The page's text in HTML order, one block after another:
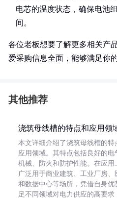
电芯的温度状态，确保电池
间。
各位老板想要了解更多相关产
爱采购信息全面，能够满足你
其他推荐
浇筑母线槽的特点和应用领
本文详细介绍了浇筑母线槽的特
应用领域。其特点包括良好的电
机械、防火和防护性能。在应用
广泛用于商业建筑、工业厂房、
和数据中心等场所，凭借自身优
足不同领域对电力供应的高要求